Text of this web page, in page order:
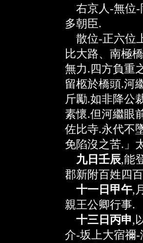
右京人-無位-
多朝臣.
散位-正六位
比大路、南極
無力.四方負重
留柩於橋頭.河
斤勵.如非降公
素懷.但河繼眼
佐比寺.永代不
免陷沒之苦.」
九日壬辰,能
郡新附百姓四
十一日甲午,
親王公卿行事.
十三日丙申,
介-坂上大宿禰